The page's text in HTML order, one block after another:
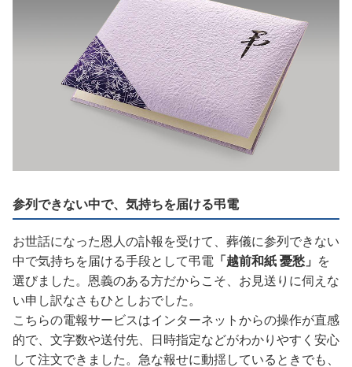
参列できない中で、気持ちを届ける弔電
お世話になった恩人の訃報を受けて、葬儀に参列できない
中で気持ちを届ける手段として弔電 「越前和紙 憂愁」
を
選びました。恩義のある方だからこそ、お見送りに伺えな
い申し訳なさもひとしおでした。
こちらの電報サービスはインターネットからの操作が直感
的で、文字数や送付先、日時指定などがわかりやすく安心
して注文できました。急な報せに動揺しているときでも、